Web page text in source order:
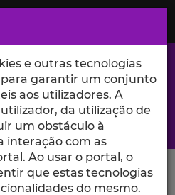
e ciência no Iscte
e outras tecnologias
para garantir um conjunto
aos utilizadores. A
da utilização de
um obstáculo à
interação com as
Ao usar o portal, o
que estas tecnologias
do mesmo.